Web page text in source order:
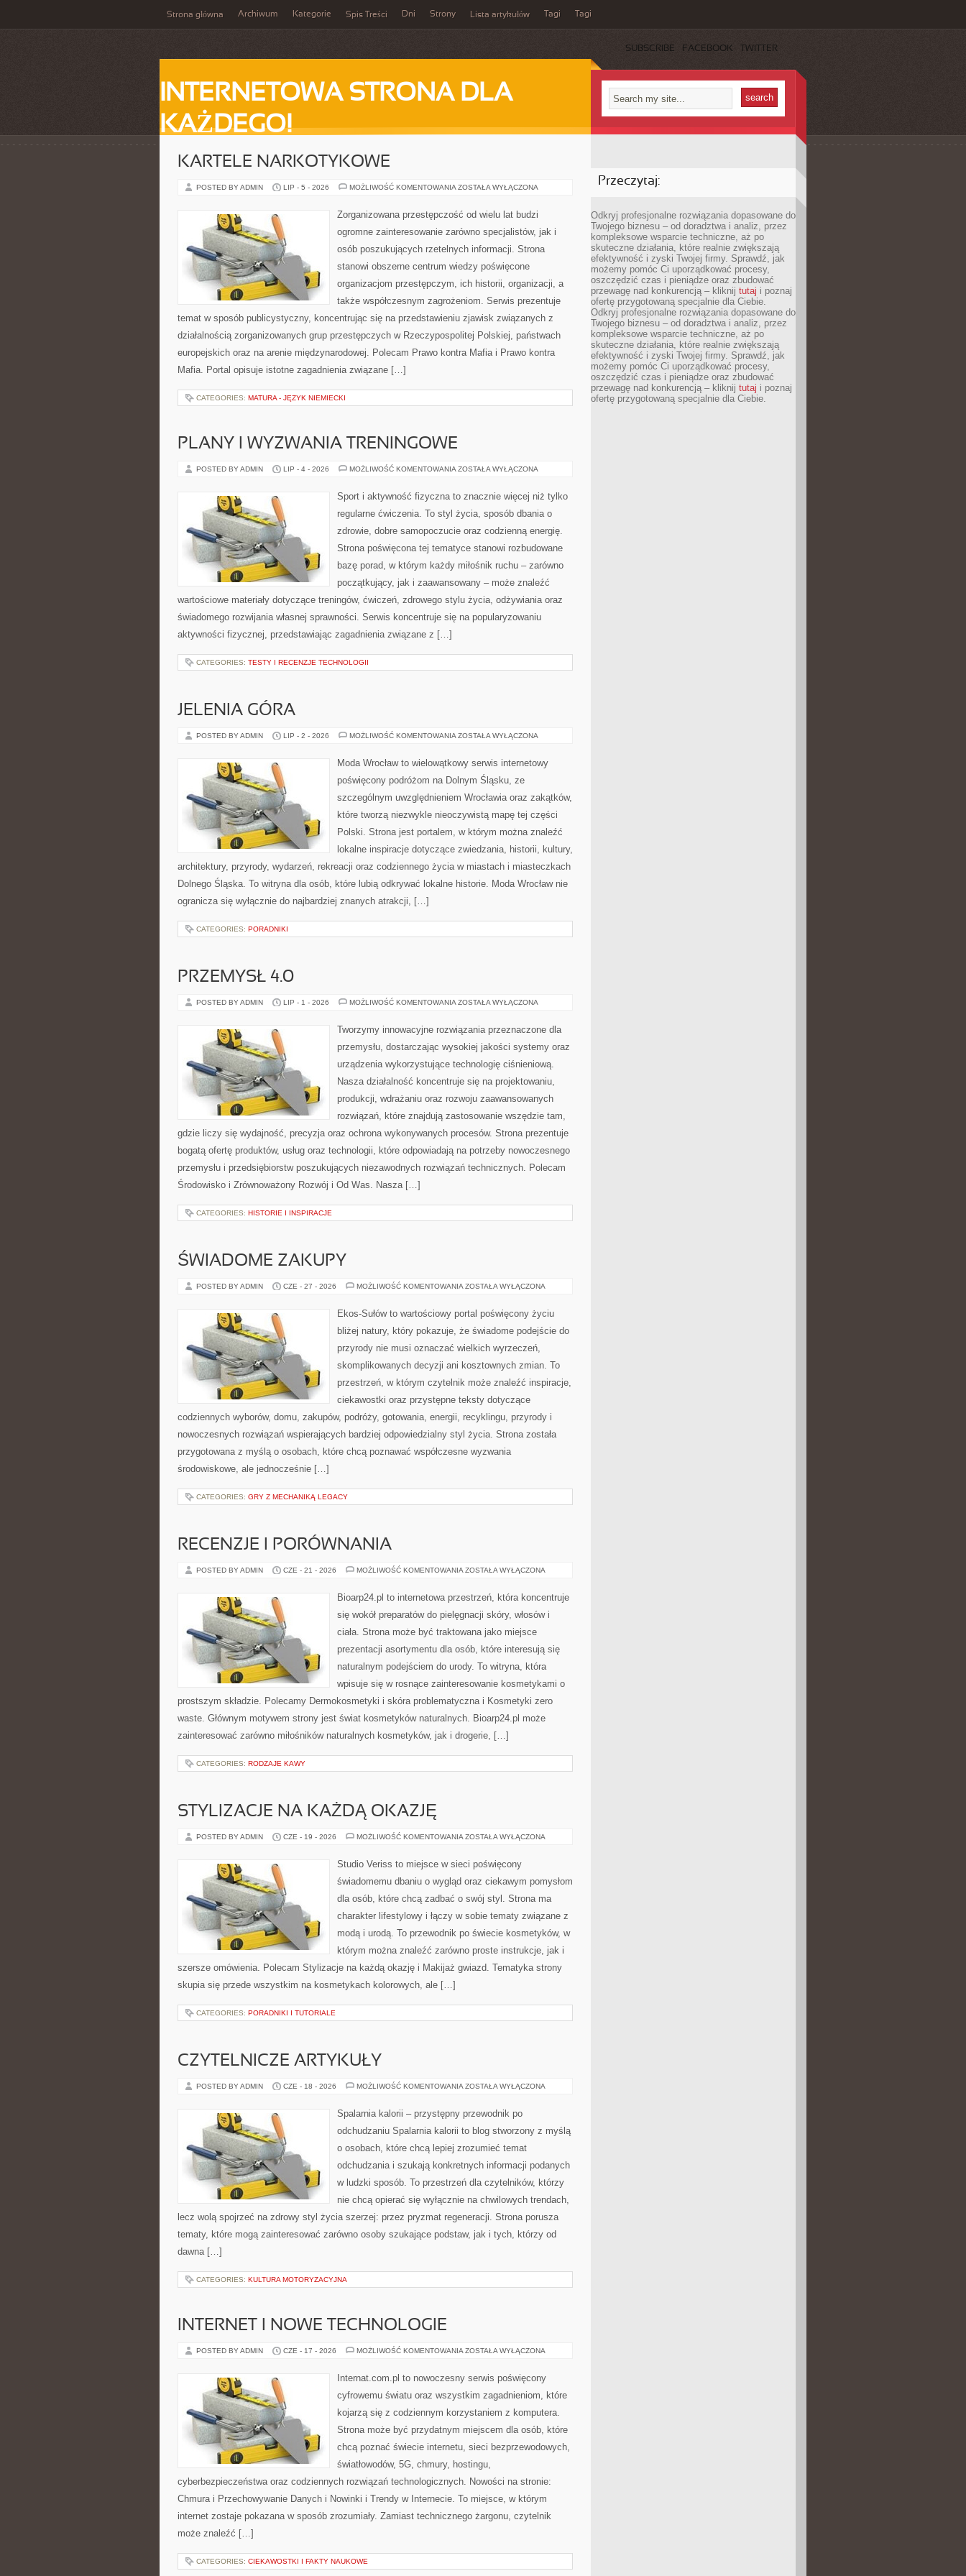
Strona główna Archiwum Kategorie Spis Treści Dni Strony Lista artykułów Tagi Tagi
SUBSCRIBE FACEBOOK TWITTER
INTERNETOWA STRONA DLA
KAŻDEGO!
KARTELE NARKOTYKOWE
POSTED BY ADMIN LIP - 5 - 2026 MOŻLIWOŚĆ KOMENTOWANIA KARTELE
ZOSTAŁA WYŁĄCZONA
Zorganizowana przestępczość od wielu lat budzi
ogromne zainteresowanie zarówno specjalistów, jak i
osób poszukujących rzetelnych informacji. Strona
stanowi obszerne centrum wiedzy poświęcone
organizacjom przestępczym, ich historii, organizacji, a
także współczesnym zagrożeniom. Serwis prezentuje
temat w sposób publicystyczny, koncentrując się na przedstawieniu zjawisk związanych z
działalnością zorganizowanych grup przestępczych w Rzeczypospolitej Polskiej, państwach
europejskich oraz na arenie międzynarodowej. Polecam Prawo kontra Mafia i Prawo kontra
Mafia. Portal opisuje istotne zagadnienia związane […]
CATEGORIES: MATURA - JĘZYK NIEMIECKI
PLANY I WYZWANIA TRENINGOWE
POSTED BY ADMIN LIP - 4 - 2026 MOŻLIWOŚĆ KOMENTOWANIA PLANY
TRENINGOWE
ZOSTAŁA WYŁĄCZONA
Sport i aktywność fizyczna to znacznie więcej niż tylko
regularne ćwiczenia. To styl życia, sposób dbania o
zdrowie, dobre samopoczucie oraz codzienną energię.
Strona poświęcona tej tematyce stanowi rozbudowane
bazę porad, w którym każdy miłośnik ruchu – zarówno
początkujący, jak i zaawansowany – może znaleźć
wartościowe materiały dotyczące treningów, ćwiczeń, zdrowego stylu życia, odżywiania oraz
świadomego rozwijania własnej sprawności. Serwis koncentruje się na popularyzowaniu
aktywności fizycznej, przedstawiając zagadnienia związane z […]
CATEGORIES: TESTY I RECENZJE TECHNOLOGII
JELENIA GÓRA
POSTED BY ADMIN LIP - 2 - 2026 MOŻLIWOŚĆ KOMENTOWANIA JELENIA
ZOSTAŁA WYŁĄCZONA
Moda Wrocław to wielowątkowy serwis internetowy
poświęcony podróżom na Dolnym Śląsku, ze
szczególnym uwzględnieniem Wrocławia oraz zakątków,
które tworzą niezwykle nieoczywistą mapę tej części
Polski. Strona jest portalem, w którym można znaleźć
lokalne inspiracje dotyczące zwiedzania, historii, kultury,
architektury, przyrody, wydarzeń, rekreacji oraz codziennego życia w miastach i miasteczkach
Dolnego Śląska. To witryna dla osób, które lubią odkrywać lokalne historie. Moda Wrocław nie
ogranicza się wyłącznie do najbardziej znanych atrakcji, […]
CATEGORIES: PORADNIKI
PRZEMYSŁ 4.0
POSTED BY ADMIN LIP - 1 - 2026 MOŻLIWOŚĆ KOMENTOWANIA PRZEMYSŁ
ZOSTAŁA WYŁĄCZONA
Tworzymy innowacyjne rozwiązania przeznaczone dla
przemysłu, dostarczając wysokiej jakości systemy oraz
urządzenia wykorzystujące technologię ciśnieniową.
Nasza działalność koncentruje się na projektowaniu,
produkcji, wdrażaniu oraz rozwoju zaawansowanych
rozwiązań, które znajdują zastosowanie wszędzie tam,
gdzie liczy się wydajność, precyzja oraz ochrona wykonywanych procesów. Strona prezentuje
bogatą ofertę produktów, usług oraz technologii, które odpowiadają na potrzeby nowoczesnego
przemysłu i przedsiębiorstw poszukujących niezawodnych rozwiązań technicznych. Polecam
Środowisko i Zrównoważony Rozwój i Od Was. Nasza […]
CATEGORIES: HISTORIE I INSPIRACJE
ŚWIADOME ZAKUPY
POSTED BY ADMIN CZE - 27 - 2026 MOŻLIWOŚĆ KOMENTOWANIA ŚWIADOME
ZOSTAŁA WYŁĄCZONA
Ekos-Sułów to wartościowy portal poświęcony życiu
bliżej natury, który pokazuje, że świadome podejście do
przyrody nie musi oznaczać wielkich wyrzeczeń,
skomplikowanych decyzji ani kosztownych zmian. To
przestrzeń, w którym czytelnik może znaleźć inspiracje,
ciekawostki oraz przystępne teksty dotyczące
codziennych wyborów, domu, zakupów, podróży, gotowania, energii, recyklingu, przyrody i
nowoczesnych rozwiązań wspierających bardziej odpowiedzialny styl życia. Strona została
przygotowana z myślą o osobach, które chcą poznawać współczesne wyzwania
środowiskowe, ale jednocześnie […]
CATEGORIES: GRY Z MECHANIKĄ LEGACY
RECENZJE I PORÓWNANIA
POSTED BY ADMIN CZE - 21 - 2026 MOŻLIWOŚĆ KOMENTOWANIA RECENZJE
ZOSTAŁA WYŁĄCZONA
Bioarp24.pl to internetowa przestrzeń, która koncentruje
się wokół preparatów do pielęgnacji skóry, włosów i
ciała. Strona może być traktowana jako miejsce
prezentacji asortymentu dla osób, które interesują się
naturalnym podejściem do urody. To witryna, która
wpisuje się w rosnące zainteresowanie kosmetykami o
prostszym składzie. Polecamy Dermokosmetyki i skóra problematyczna i Kosmetyki zero
waste. Głównym motywem strony jest świat kosmetyków naturalnych. Bioarp24.pl może
zainteresować zarówno miłośników naturalnych kosmetyków, jak i drogerie, […]
CATEGORIES: RODZAJE KAWY
STYLIZACJE NA KAŻDĄ OKAZJĘ
POSTED BY ADMIN CZE - 19 - 2026 MOŻLIWOŚĆ KOMENTOWANIA STYLIZACJE
OKAZJĘ
ZOSTAŁA WYŁĄCZONA
Studio Veriss to miejsce w sieci poświęcony
świadomemu dbaniu o wygląd oraz ciekawym pomysłom
dla osób, które chcą zadbać o swój styl. Strona ma
charakter lifestylowy i łączy w sobie tematy związane z
modą i urodą. To przewodnik po świecie kosmetyków, w
którym można znaleźć zarówno proste instrukcje, jak i
szersze omówienia. Polecam Stylizacje na każdą okazję i Makijaż gwiazd. Tematyka strony
skupia się przede wszystkim na kosmetykach kolorowych, ale […]
CATEGORIES: PORADNIKI I TUTORIALE
CZYTELNICZE ARTYKUŁY
POSTED BY ADMIN CZE - 18 - 2026 MOŻLIWOŚĆ KOMENTOWANIA CZYTELNICZE
ZOSTAŁA WYŁĄCZONA
Spalarnia kalorii – przystępny przewodnik po
odchudzaniu Spalarnia kalorii to blog stworzony z myślą
o osobach, które chcą lepiej zrozumieć temat
odchudzania i szukają konkretnych informacji podanych
w ludzki sposób. To przestrzeń dla czytelników, którzy
nie chcą opierać się wyłącznie na chwilowych trendach,
lecz wolą spojrzeć na zdrowy styl życia szerzej: przez pryzmat regeneracji. Strona porusza
tematy, które mogą zainteresować zarówno osoby szukające podstaw, jak i tych, którzy od
dawna […]
CATEGORIES: KULTURA MOTORYZACYJNA
INTERNET I NOWE TECHNOLOGIE
POSTED BY ADMIN CZE - 17 - 2026 MOŻLIWOŚĆ KOMENTOWANIA INTERNET
TECHNOLOGIE
ZOSTAŁA WYŁĄCZONA
Internat.com.pl to nowoczesny serwis poświęcony
cyfrowemu światu oraz wszystkim zagadnieniom, które
kojarzą się z codziennym korzystaniem z komputera.
Strona może być przydatnym miejscem dla osób, które
chcą poznać świecie internetu, sieci bezprzewodowych,
światłowodów, 5G, chmury, hostingu,
cyberbezpieczeństwa oraz codziennych rozwiązań technologicznych. Nowości na stronie:
Chmura i Przechowywanie Danych i Nowinki i Trendy w Internecie. To miejsce, w którym
internet zostaje pokazana w sposób zrozumiały. Zamiast technicznego żargonu, czytelnik
może znaleźć […]
CATEGORIES: CIEKAWOSTKI I FAKTY NAUKOWE
Przeczytaj:
Odkryj profesjonalne rozwiązania dopasowane do
Twojego biznesu – od doradztwa i analiz, przez
kompleksowe wsparcie techniczne, aż po
skuteczne działania, które realnie zwiększają
efektywność i zyski Twojej firmy. Sprawdź, jak
możemy pomóc Ci uporządkować procesy,
oszczędzić czas i pieniądze oraz zbudować
przewagę nad konkurencją – kliknij tutaj i poznaj
ofertę przygotowaną specjalnie dla Ciebie.
Odkryj profesjonalne rozwiązania dopasowane do
Twojego biznesu – od doradztwa i analiz, przez
kompleksowe wsparcie techniczne, aż po
skuteczne działania, które realnie zwiększają
efektywność i zyski Twojej firmy. Sprawdź, jak
możemy pomóc Ci uporządkować procesy,
oszczędzić czas i pieniądze oraz zbudować
przewagę nad konkurencją – kliknij tutaj i poznaj
ofertę przygotowaną specjalnie dla Ciebie.